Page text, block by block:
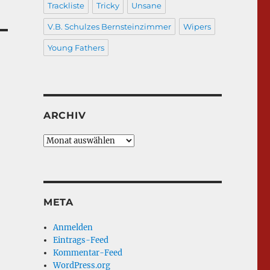
Trackliste Tricky Unsane
V.B. Schulzes Bernsteinzimmer Wipers
Young Fathers
ARCHIV
Archiv
META
Anmelden
Eintrags-Feed
Kommentar-Feed
WordPress.org